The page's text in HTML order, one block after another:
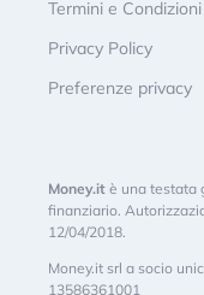
Termini e Condizioni
Privacy Policy
Preferenze privacy
Money.it è una testata
finanziario.
12/04/2018.
Money.it srl a socio
13586361001